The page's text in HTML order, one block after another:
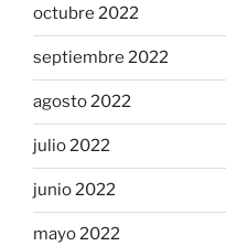
octubre 2022
septiembre 2022
agosto 2022
julio 2022
junio 2022
mayo 2022